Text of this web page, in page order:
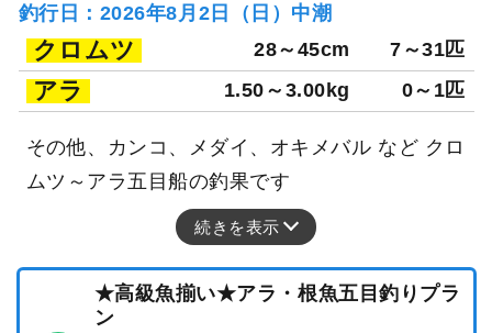
釣行日：2026年8月2日（日）中潮
クロムツ 28～45cm 7～31匹
アラ 1.50～3.00kg 0～1匹
その他、カンコ、メダイ、オキメバル など クロ
ムツ～アラ五目船の釣果です
続きを表示
★高級魚揃い★アラ・根魚五目釣りプラ
ン